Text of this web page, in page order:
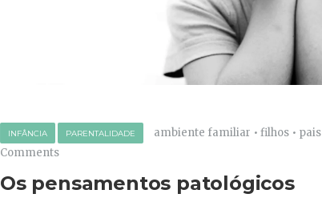
INFÂNCIA PARENTALIDADE ambiente familiar • filhos • pais
Comments
Os pensamentos patológicos